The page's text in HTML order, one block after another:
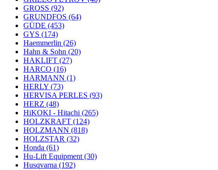
GROSS (92)
GRUNDFOS (64)
GÜDE (453)
GYS (174)
Haemmerlin (26)
Hahn & Sohn (20)
HAKLIFT (27)
HARCO (16)
HARMANN (1)
HERLY (73)
HERVISA PERLES (93)
HERZ (48)
HiKOKI - Hitachi (265)
HOLZKRAFT (124)
HOLZMANN (818)
HOLZSTAR (32)
Honda (61)
Hu-Lift Equipment (30)
Husqvarna (192)